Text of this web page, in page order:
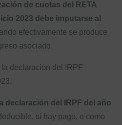
de cuotas del RETA
2023 debe imputarse al
efectivamente se produce
asociado.
la declaración del IRPF
declaración del IRPF del año
si hay pago, o como